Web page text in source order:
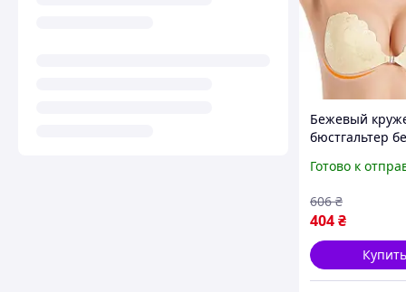
Бежевый
бюстгальтер
Push Up для
Готово к
404₴
606 ₴
Купить